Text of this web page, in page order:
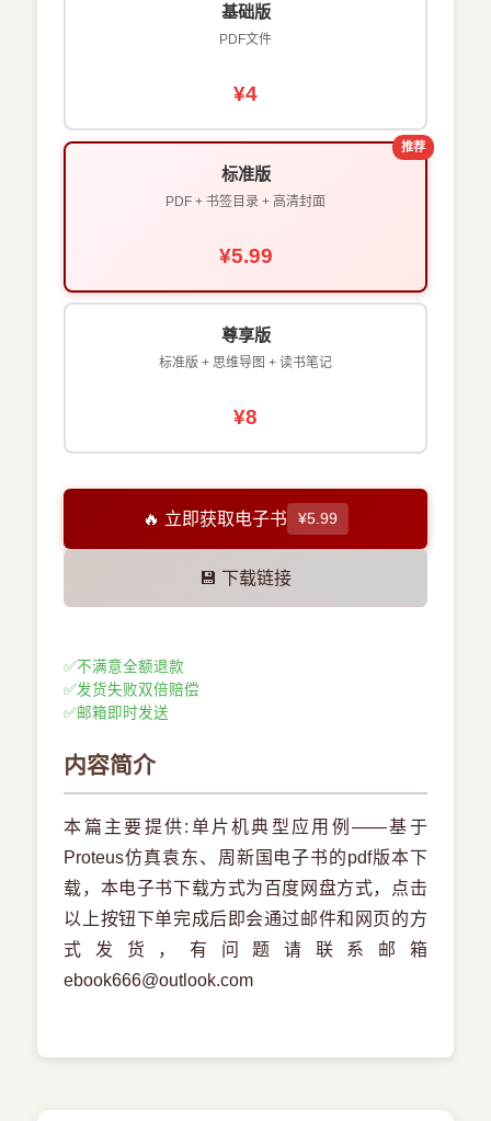
基础版
PDF文件
¥4
推荐
标准版
PDF + 书签目录 + 高清封面
¥5.99
尊享版
标准版 + 思维导图 + 读书笔记
¥8
🔥 立即获取电子书 ¥5.99
💾 下载链接
✅不满意全额退款
✅发货失败双倍赔偿
✅邮箱即时发送
内容简介
本篇主要提供:单片机典型应用例——基于
Proteus仿真袁东、周新国电子书的pdf版本下
载，本电子书下载方式为百度网盘方式，点击
以上按钮下单完成后即会通过邮件和网页的方
式发货，有问题请联系邮箱
ebook666@outlook.com